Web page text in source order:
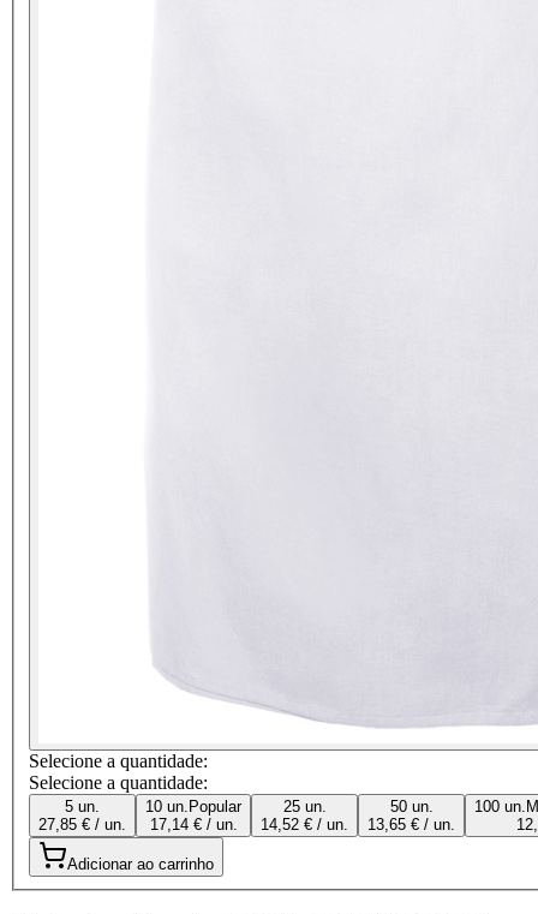
Selecione a quantidade:
Selecione a quantidade:
5 un.
27,85 € / un.
10 un. Popular
17,14 € / un.
25 un.
14,52 € / un.
50 un.
13,65 € / un.
100 un.
Adicionar ao carrinho